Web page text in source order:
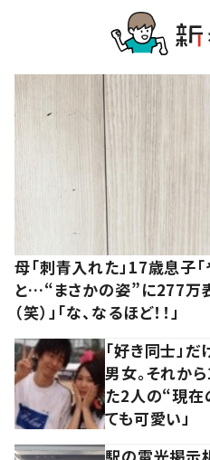
母「刺青入れた」17歳息子「
と…“まさかの姿”に277万
（笑）」「な、なるほど！！」
「好き同士」
男女。それか
た2人の“現
ても可愛い」